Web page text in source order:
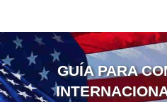
GUÍA PARA